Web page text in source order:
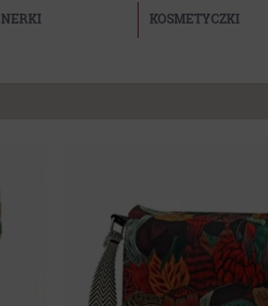
NERKI KOSMETYCZKI